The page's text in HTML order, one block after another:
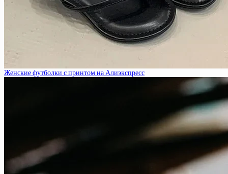
Женские футболки с принтом на Алиэкспресс